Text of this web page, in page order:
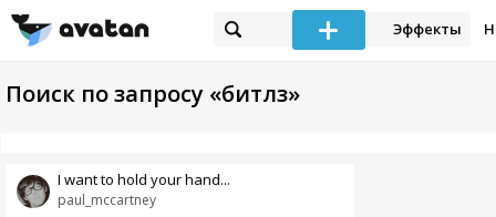
Эффекты
Поиск по запросу «битлз»
paul_mccartney
I want to hold your hand...